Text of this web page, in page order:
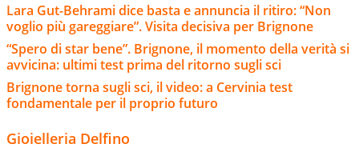
Lara Gut-Behrami dice basta e annuncia il ritiro: “Non
voglio più gareggiare”. Visita decisiva per Brignone
“Spero di star bene”. Brignone, il momento della verità si
avvicina: ultimi test prima del ritorno sugli sci
Brignone torna sugli sci, il video: a Cervinia test
fondamentale per il proprio futuro
Gioielleria Delfino